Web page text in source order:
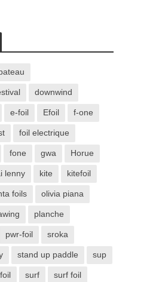
downwind
e-foil Efoil f-one
foil electrique
fone gwa Horue
lenny kite kitefoil
foils olivia piana
planche
pwr-foil sroka
stand up paddle sup
surf surf foil